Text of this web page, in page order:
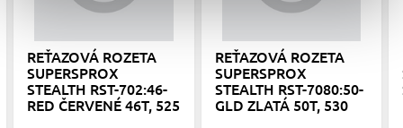
REŤAZOVÁ ROZETA
SUPERSPROX
STEALTH RST-702:46-
RED ČERVENÉ 46T, 525
REŤAZOVÁ ROZETA
SUPERSPROX
STEALTH RST-7080:50-
GLD ZLATÁ 50T, 530